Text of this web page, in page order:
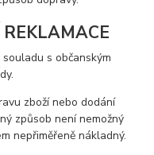
s občanským
zboží nebo dodání
způsob není nemožný
nepřiměřeně nákladný.